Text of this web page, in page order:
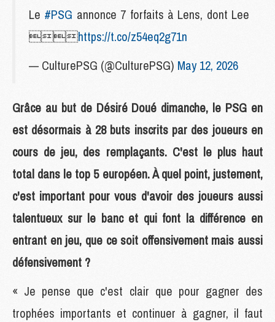
Le #PSG annonce 7 forfaits à Lens, dont Lee
https://t.co/z54eq2g71n
— CulturePSG (@CulturePSG) May 12, 2026
Grâce au but de Désiré Doué dimanche, le PSG en
est désormais à 28 buts inscrits par des joueurs en
cours de jeu, des remplaçants. C'est le plus haut
total dans le top 5 européen. À quel point, justement,
c'est important pour vous d'avoir des joueurs aussi
talentueux sur le banc et qui font la différence en
entrant en jeu, que ce soit offensivement mais aussi
défensivement ?
« Je pense que c'est clair que pour gagner des
trophées importants et continuer à gagner, il faut